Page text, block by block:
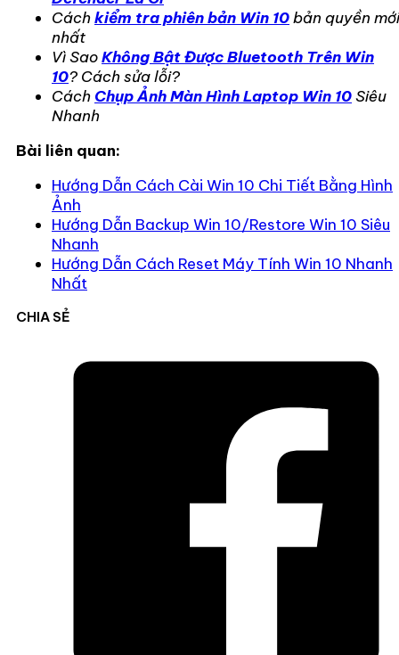
Cáchkiểm tra phiên bản Win 10bản quyền mới
nhất
Vì SaoKhông Bật Được Bluetooth Trên Win
10? Cách sửa lỗi?
Cách Chụp Ảnh Màn Hình Laptop Win 10Siêu
Nhanh
Bài liên quan:
Hướng Dẫn Cách Cài Win 10 Chi Tiết Bằng Hình
Ảnh
Hướng Dẫn Backup Win 10/Restore Win 10 Siêu
Nhanh
Hướng Dẫn Cách Reset Máy Tính Win 10 Nhanh
Nhất
CHIA SẺ